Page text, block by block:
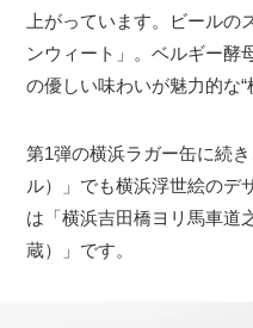
上がっています。ビールの
ンウィート」。ベルギー酵
の優しい味わいが魅力的な“
第1弾の横浜ラガー缶に続
ル）」でも横浜浮世絵のデ
は「横浜吉田橋ヨリ馬車道
蔵）」です。